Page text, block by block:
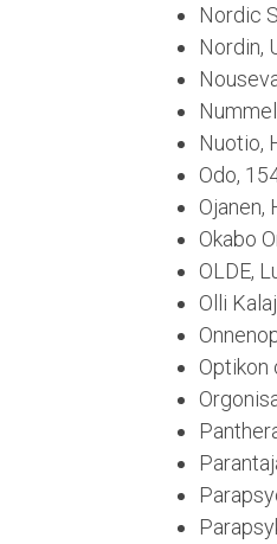
Nordic
Nordin,
Nuotio,
Odo,
Ojanen,
Okabo
OLDE,
Olli
Optikon